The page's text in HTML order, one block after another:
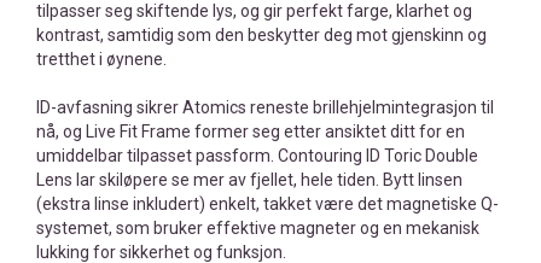
tilpasser seg skiftende lys, og gir perfekt farge, klarhet og
kontrast, samtidig som den beskytter deg mot gjenskinn og
tretthet i øynene.
ID-avfasning sikrer Atomics reneste brillehjelmintegrasjon til
nå, og Live Fit Frame former seg etter ansiktet ditt for en
umiddelbar tilpasset passform. Contouring ID Toric Double
Lens lar skiløpere se mer av fjellet, hele tiden. Bytt linsen
(ekstra linse inkludert) enkelt, takket være det magnetiske Q-
systemet, som bruker effektive magneter og en mekanisk
lukking for sikkerhet og funksjon.